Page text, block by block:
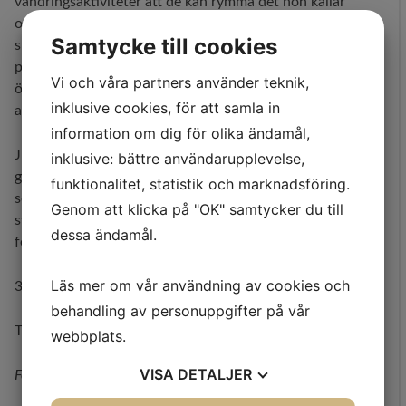
observanta ögonblick, där det sker ett skifte från en
slentrianmässig, ouppmärksam förflyttning genom en
plats till något som gör att man ser platsen med nya
ögon. Den antar en ny betydelse och återspeglar något
annat till vandraren.
Just så har Metropolisfestivalens olika projekt fungerat
genom åren. De visar att staden är en levande teater
som antar ständigt nya skepnader och betydelser, i
synnerhet om vi faktiskt börjar betrakta den med en
fördomsfri, nyfiken blick.
30 augusti 2019
Theresa Benér
Foton, Compagnie XY,Samuel Buton
Samtycke till cookies
Vi och våra partners använder teknik,
inklusive cookies, för att samla in
information om dig för olika ändamål,
inklusive: bättre användarupplevelse,
funktionalitet, statistik och marknadsföring.
Genom att klicka på "OK" samtycker du till
dessa ändamål.
Läs mer om vår användning av cookies och
behandling av personuppgifter på vår
webbplats.
VISA DETALJER